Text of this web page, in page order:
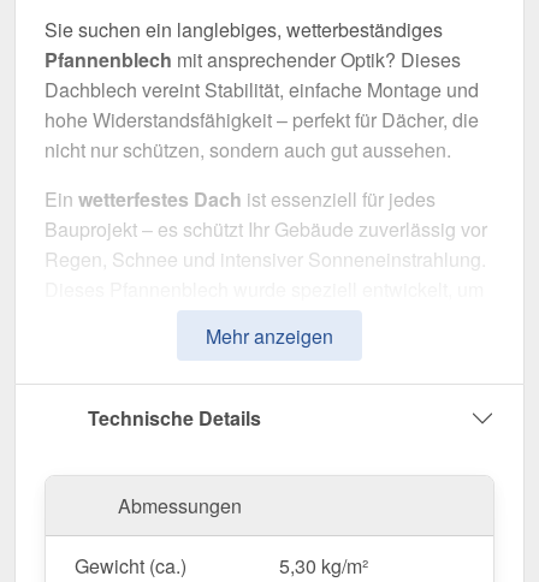
Sie suchen ein langlebiges, wetterbeständiges
Pfannenblech mit ansprechender Optik? Dieses
Dachblech vereint Stabilität, einfache Montage und
hohe Widerstandsfähigkeit – perfekt für Dächer, die
nicht nur schützen, sondern auch gut aussehen.
Ein wetterfestes Dach ist essenziell für jedes
Bauprojekt – es schützt Ihr Gebäude zuverlässig vor
Regen, Schnee und intensiver Sonneneinstrahlung.
eine robuste und langlebige Dachlösung mit
klassischer Ziegeloptikzu bieten. Es überzeugt
durch einfache Montage, hohe Widerstandsfähigkeit
und eine widerstandsfähige Beschichtung.
0,50 mm
ansprechende Bedachung. Die
Mehr anzeigen
Technische Details
Abmessungen
Gewicht (ca.)
5,30 kg/m²